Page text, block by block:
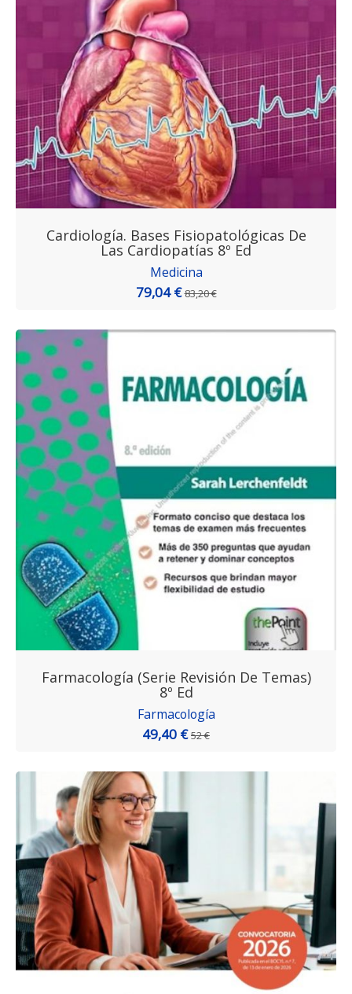
Cardiología. Bases Fisiopatológicas De
Las Cardiopatías 8º Ed
Medicina
79,04 €83,20 €
Farmacología (Serie Revisión De Temas)
8º Ed
Farmacología
49,40 €52 €